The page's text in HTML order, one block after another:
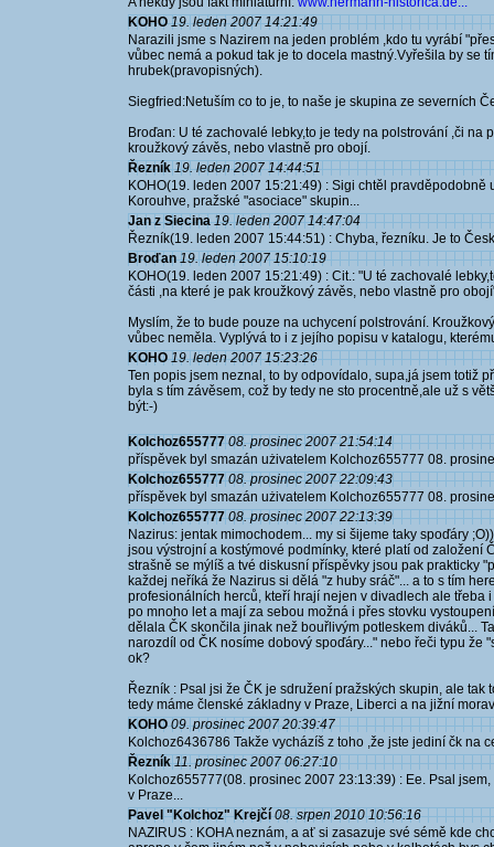
KOHO 19. leden 2007 14:21:49
Narazili jsme s Nazirem na jeden problém ,kdo tu vyrábí
vůbec nemá a pokud tak je to docela mastný.Vyřešila by se
hrubek(pravopisných).
Siegfried:Netuším co to je, to naše je skupina ze severních
Broďan: U té zachovalé lebky,to je tedy na polstrování ,či na
kroužkový závěs, nebo vlastně pro obojí.
Řezník 19. leden 2007 14:44:51
KOHO(19. leden 2007 15:21:49) : Sigi chtěl
Korouhve, pražské "asociace" skupin...
Jan z Siecina 19. leden 2007 14:47:04
Řezník(19. leden 2007 15:44:51) : Chyba, řezníku. Je to
Broďan 19. leden 2007 15:10:19
KOHO(19. leden 2007 15:21:49) : Cit.: "U té zachovalé
části ,na které je pak kroužkový závěs, nebo vlastně pro
Myslím, že to bude pouze na uchycení polstrování.
vůbec neměla. Vyplývá to i z jejího popisu v katalogu,
KOHO 19. leden 2007 15:23:26
Ten popis jsem neznal, to by odpovídalo, supa,já jsem totiž
byla s tím závěsem, což by tedy ne sto procentně,ale už s
být:-)
Kolchoz655777 08. prosinec 2007 21:54:14
příspěvek byl smazán użivatelem Kolchoz655777 08.
Kolchoz655777 08. prosinec 2007 22:09:43
příspěvek byl smazán użivatelem Kolchoz655777 08.
Kolchoz655777 08. prosinec 2007 22:13:39
Nazirus: jentak mimochodem... my si šijeme taky spoďáry
jsou výstrojní a kostýmové podmínky, které platí od založení
strašně se mýlíš a tvé diskusní příspěvky jsou pak prakticky
každej neříká že Nazirus si dělá "z huby sráč"... a to s tím
profesionálních herců, kteří hrají nejen v divadlech ale třeba
po mnoho let a mají za sebou možná i přes stovku
dělala ČK skončila jinak než bouřlivým potleskem diváků...
narozdíl od ČK nosíme dobový spoďáry..." nebo řeči typu že
ok?
Řezník : Psal jsi že ČK je sdružení pražských skupin, ale
tedy máme členské základny v Praze, Liberci a na jižní
KOHO 09. prosinec 2007 20:39:47
Kolchoz6436786 Takže vycházíš z toho ,že jste jediní čk na
Řezník 11. prosinec 2007 06:27:10
Kolchoz655777(08. prosinec 2007 23:13:39) : Ee. Psal
v Praze...
Pavel "Kolchoz" Krejčí 08. srpen 2010 10:56:16
NAZIRUS : KOHA neznám, a ať si zasazuje své sémě kde